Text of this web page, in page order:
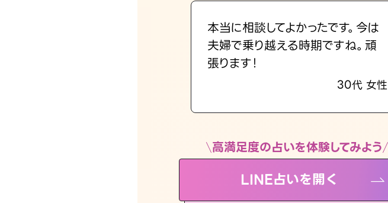
本当に相談してよかったです。今は
夫婦で乗り越える時期ですね。頑
張ります！
30代 女性
高満足度の占いを体験してみよう
LINE占いを開く